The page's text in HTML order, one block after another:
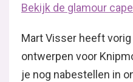
Bekijk de glamour
Mart Visser heeft
ontwerpen voor
je nog nabestellen in